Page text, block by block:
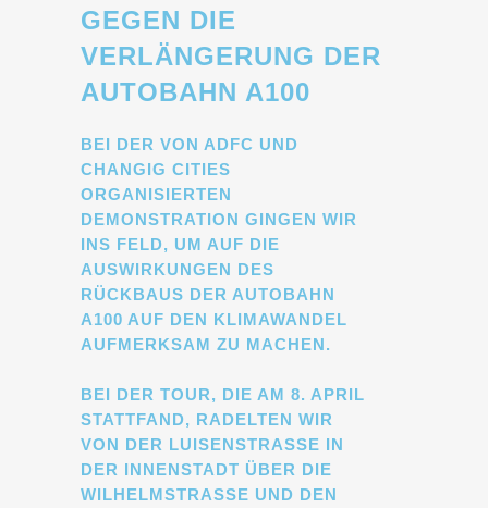
GEGEN DIE
VERLÄNGERUNG DER
AUTOBAHN A100
BEI DER VON ADFC UND
CHANGIG CITIES
ORGANISIERTEN
DEMONSTRATION GINGEN WIR
INS FELD, UM AUF DIE
AUSWIRKUNGEN DES
RÜCKBAUS DER AUTOBAHN
A100 AUF DEN KLIMAWANDEL
AUFMERKSAM ZU MACHEN.
BEI DER TOUR, DIE AM 8. APRIL
STATTFAND, RADELTEN WIR
VON DER LUISENSTRASSE IN D
ER INNENSTADT ÜBER DIE W
ILHELMSTRASSE UND DEN ME